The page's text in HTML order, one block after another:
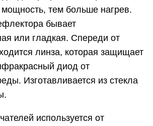
тем больше нагрев.
бывает
или гладкая. Спереди от
линза, которая защищает
диод от
Изготавливается из стекла
используется от